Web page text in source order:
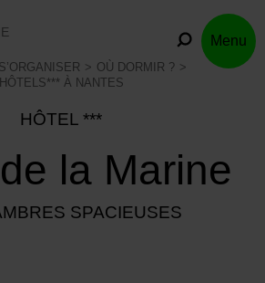
Menu
S’ORGANISER
OÙ DORMIR ?
HÔTELS*** À NANTES
HÔTEL ***
la Marine
SPACIEUSES